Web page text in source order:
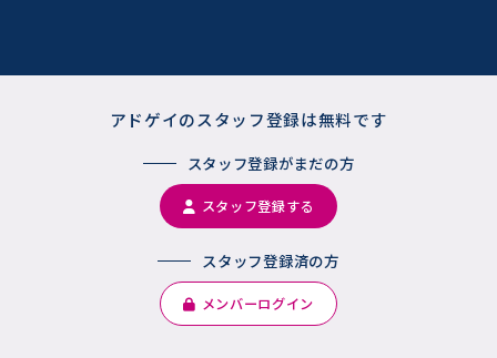
アドゲイのスタッフ登録は無料です
スタッフ登録がまだの方
スタッフ登録する
スタッフ登録済の方
メンバーログイン